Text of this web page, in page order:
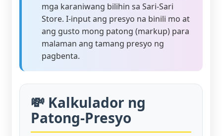
mga karaniwang bilihin sa Sari-Sari
Store. I-input ang presyo na binili mo at
ang gusto mong patong (markup) para
malaman ang tamang presyo ng
pagbenta.
💸 Kalkulador ng
Patong-Presyo